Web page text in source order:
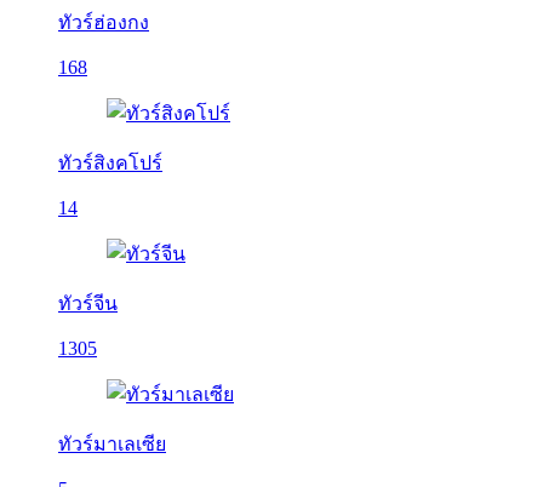
ทัวร์ฮ่องกง
168
ทัวร์สิงคโปร์
14
ทัวร์จีน
1305
ทัวร์มาเลเซีย